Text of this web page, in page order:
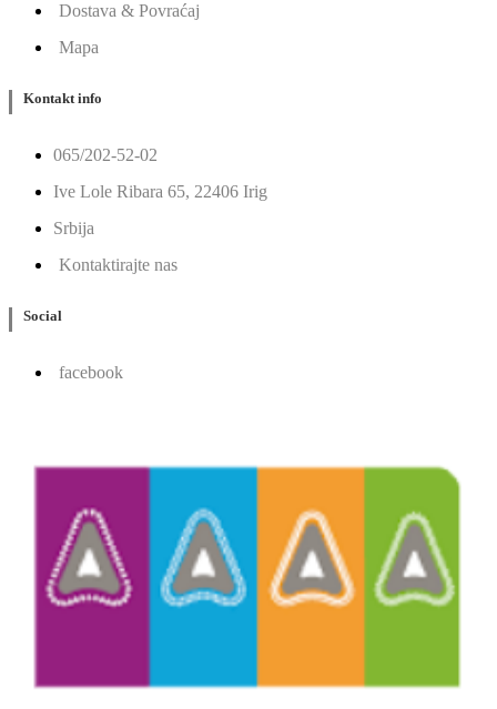
Dostava & Povraćaj
Mapa
Kontakt info
065/202-52-02
Ive Lole Ribara 65, 22406 Irig
Srbija
Kontaktirajte nas
Social
facebook